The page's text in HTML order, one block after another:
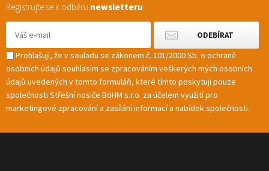
Registrujte se k odběru newsletteru
Prohlašuji, že v souladu se zákonem č. 101/2000 Sb. o ochraně
osobních údajů souhlasím se zpracováním veškerých mých osobních
údajů uvedených v tomto formuláři, které tímto poskytuji pouze
společnosti Střešní nosiče BöHM s.r.o. za účelem využití pro
marketingové zpracování a zasílání informací a nabídek společnosti.